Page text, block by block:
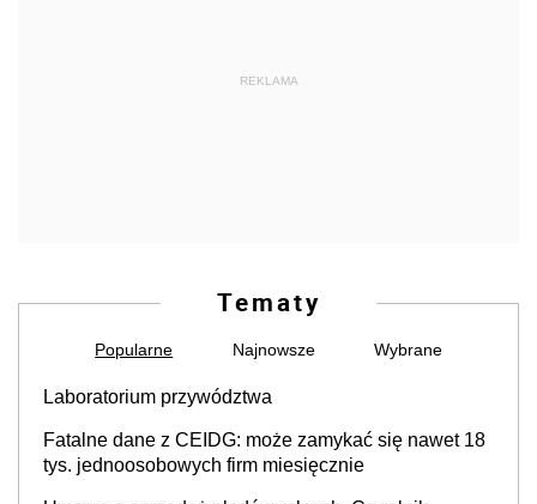
REKLAMA
Tematy
Popularne Najnowsze Wybrane
Laboratorium przywództwa
Fatalne dane z CEIDG: może zamykać się nawet 18
tys. jednoosobowych firm miesięcznie